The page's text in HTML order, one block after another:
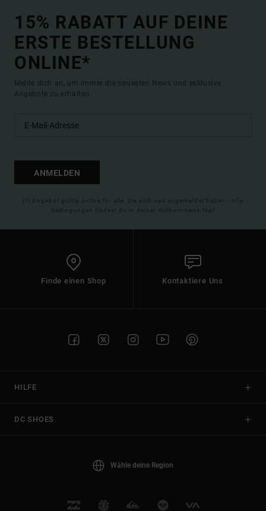
15% RABATT AUF DEINE
ERSTE BESTELLUNG
ONLINE*
Melde dich an, um immer die neuesten News und exklusive
Angebote zu erhalten.
ANMELDEN
(*) Angebot gültig online für alle, die sich neu angemeldet haben - Alle
Bedingungen findest du in deiner Willkommens-Mail
Finde einen Shop Kontaktiere Uns
HILFE
DC SHOES
Wähle deine Region